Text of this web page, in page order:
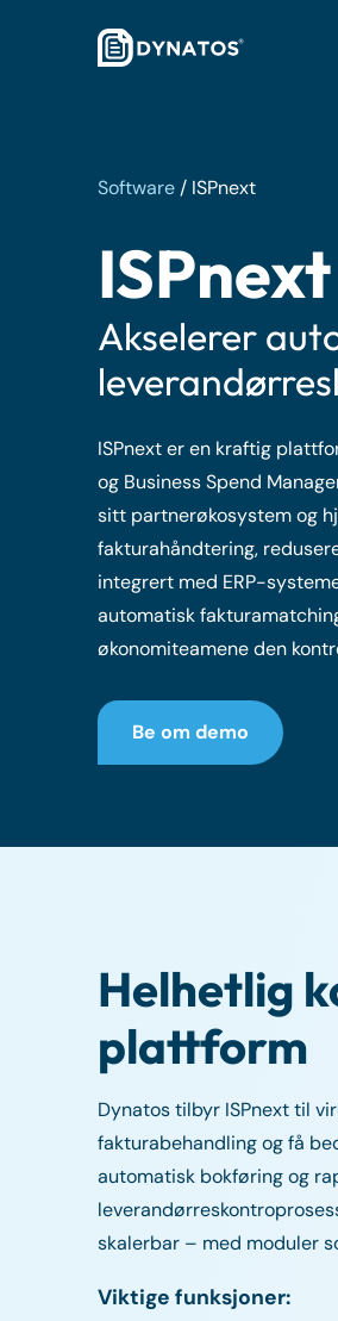
Software / ISPnext
ISPnext
Akselerer
ISPnext er en kraftig
og Business Spend
sitt partnerøkosystem og
fakturahåndtering,
integrert med ERP-
automatisk
økonomiteamene den
Be om demo
Helhetlig
plattform
Dynatos tilbyr ISPnext til
fakturabehandling og få
automatisk bokføring og
skalerbar – med moduler
Viktige funksjoner: